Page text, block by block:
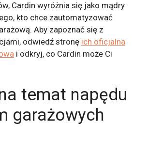
Cardin wyróżnia się jako mądry
kto chce zautomatyzować
Aby zapoznać się z
odwiedź stronę ich oficjalna
i odkryj, co Cardin może Ci
temat napędu
garażowych